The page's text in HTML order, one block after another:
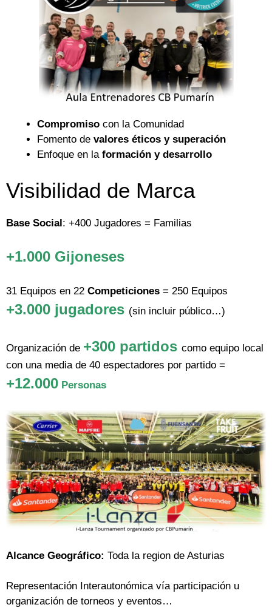
Compromiso con la Comunidad
Fomento de valores éticos y superación
Enfoque en la formación y desarrollo
Visibilidad de Marca
Base Social: +400 Jugadores = Familias
+1.000 Gijoneses
31 Equipos en 22 Competiciones = 250 Equipos
+3.000 jugadores (sin incluir público…)
Organización de +300 partidos como equipo local
con una media de 40 espectadores por partido =
+12.000 Personas
Alcance Geográfico: Toda la region de Asturias
Representación Interautonómica vía participación u
organización de torneos y eventos…